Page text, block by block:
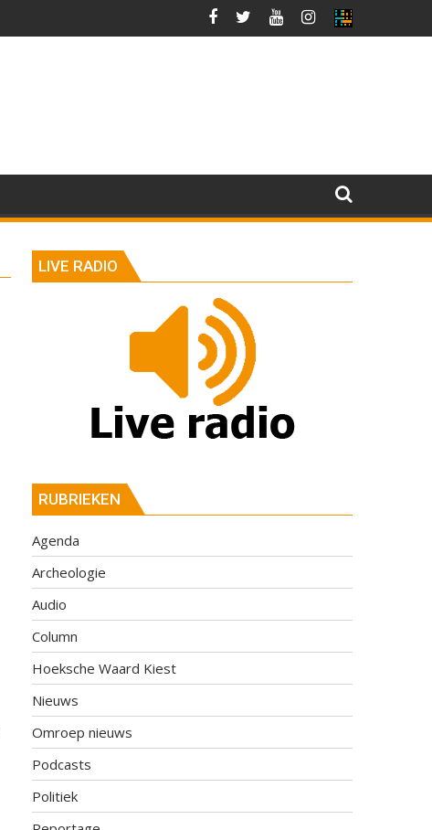
LIVE RADIO
RUBRIEKEN
Agenda
Archeologie
Audio
Column
Hoeksche Waard Kiest
Nieuws
Omroep nieuws
Podcasts
Politiek